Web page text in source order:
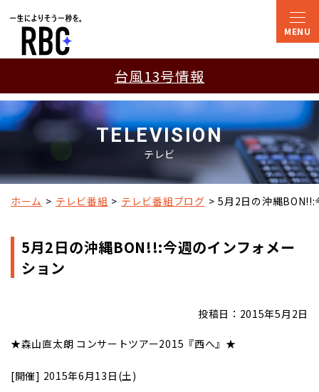
台風13号情報
TELEVISION
テレビ
ホーム テレビ番組 テレビ番組ブログ 5月2日の沖縄BON!!:
5月2日の沖縄BON!!:今週のインフォメー
ション
投稿日：2015年5月2日
★森山直太朗 コンサートツアー2015『西へ』★
[開催] 2015年6月13日(土)